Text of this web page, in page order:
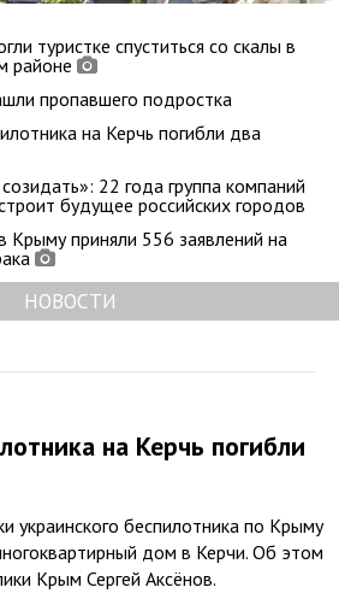
туристке спуститься со скалы в
районе
пропавшего подростка
на Керчь погибли два
22 года группа компаний
будущее российских городов
Крыму приняли 556 заявлений на
НОВОСТИ
на Керчь погибли
украинского беспилотника по Крыму
дом в Керчи. Об этом
Крым Сергей Аксёнов.